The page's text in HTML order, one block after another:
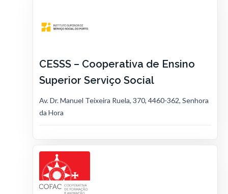
CESSS – Cooperativa de Ensino
Superior Serviço Social
Av. Dr. Manuel Teixeira Ruela, 370, 4460-362, Senhora
da Hora